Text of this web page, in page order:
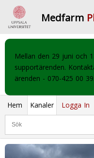
Medfarm
Mellan den 29 juni och
supportärenden.
ärenden - 070-425 00 39.
Hem Kanaler Logga In